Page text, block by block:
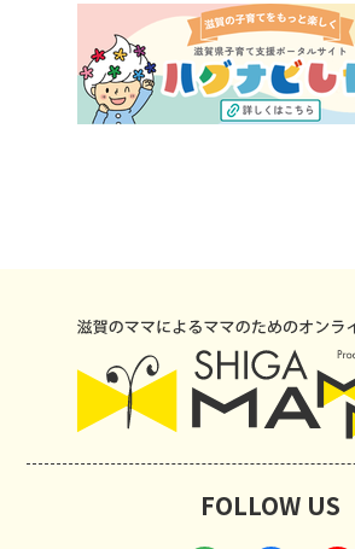
FOLLOW US